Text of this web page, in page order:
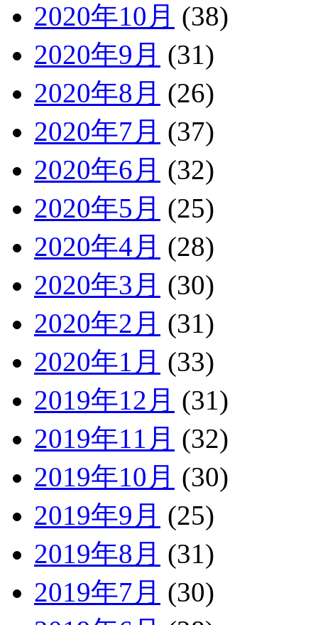
2020年10月 (38)
2020年9月 (31)
2020年8月 (26)
2020年7月 (37)
2020年6月 (32)
2020年5月 (25)
2020年4月 (28)
2020年3月 (30)
2020年2月 (31)
2020年1月 (33)
2019年12月 (31)
2019年11月 (32)
2019年10月 (30)
2019年9月 (25)
2019年8月 (31)
2019年7月 (30)